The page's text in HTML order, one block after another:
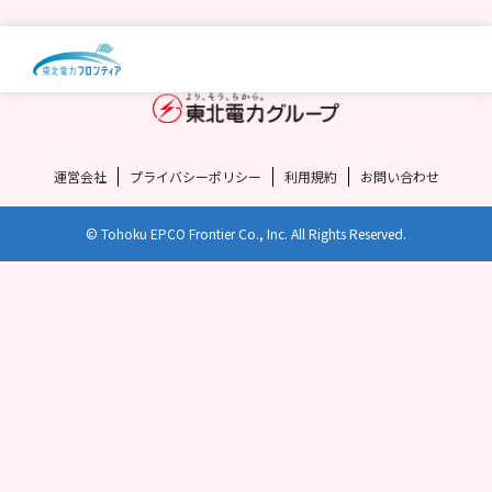
運営会社 プライバシーポリシー 利用規約 お問い合わせ
© Tohoku EPCO Frontier Co., Inc. All Rights Reserved.